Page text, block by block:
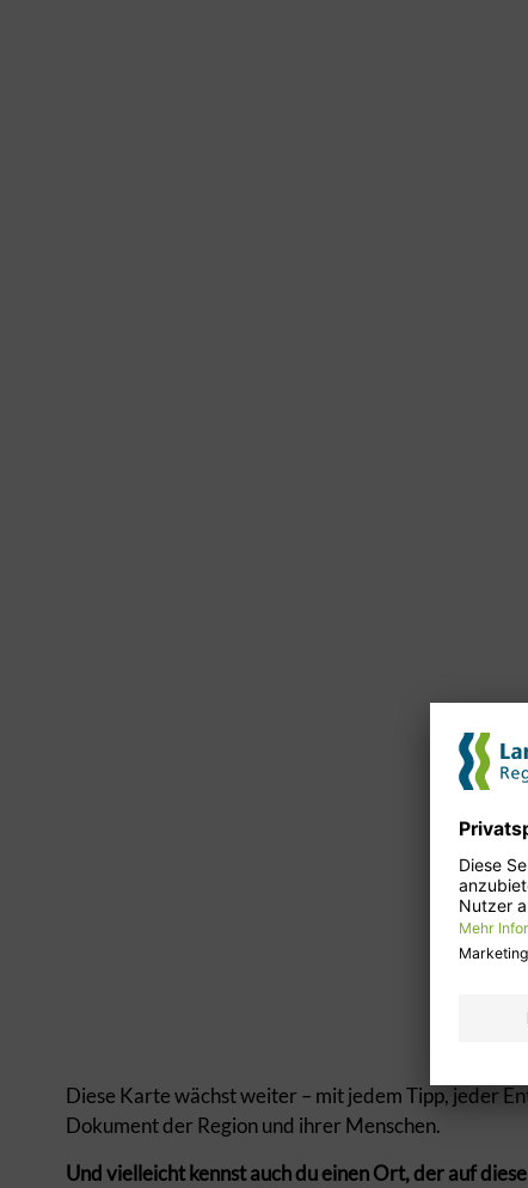
Diese Karte wächst weiter – mit jedem Tipp, jeder
Dokument der Region und ihrer Menschen.
Und vielleicht kennst auch du einen Ort, der auf